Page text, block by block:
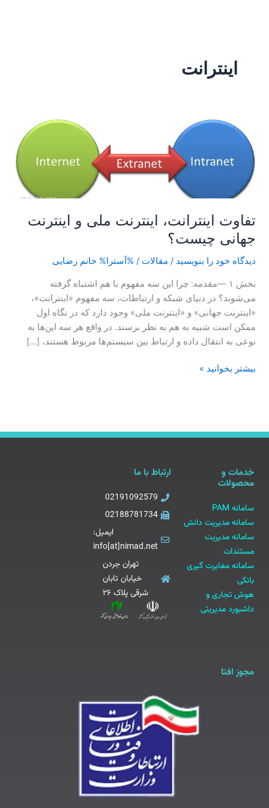
اینترانت
تفاوت اینترانت، اینترنت ملی و اینترنت
جهانی چیست؟
دیدگاه‌ خود را بنویسید / مقالات / %آسترا% خانم رضایی
بخش ۱ —مقدمه: چرا این سه مفهوم با هم اشتباه گرفته
می‌شوند؟ در دنیای شبکه و ارتباطات، سه مفهوم «اینترانت»،
«اینترنت جهانی» و «اینترنت ملی» وجود دارد که در نگاه اول
ممکن است شبیه به هم به نظر برسند. در واقع هر سه این‌ها به
نوعی به انتقال داده و ارتباط بین سیستم‌ها مربوط هستند، […]
تفاوت
اینترانت،
اینترنت
ملی
و
اینترنت
چیست؟
بیشتر بخوانید »
خدمات و
محصولات
سامانه PAM
سامانه مدیریت دانش
سامانه مدیریت
مستندات
سامانه مغایرت گیری
بانکی
هوش تجاری و
داشبورد مدیریتی
ارتباط با ما
02191092579
02188781734
ایمیل:
info[at]nimad.net
تهران جردن
خیابان تابان
شرقی پلاک ۲۶
مجوز افتا